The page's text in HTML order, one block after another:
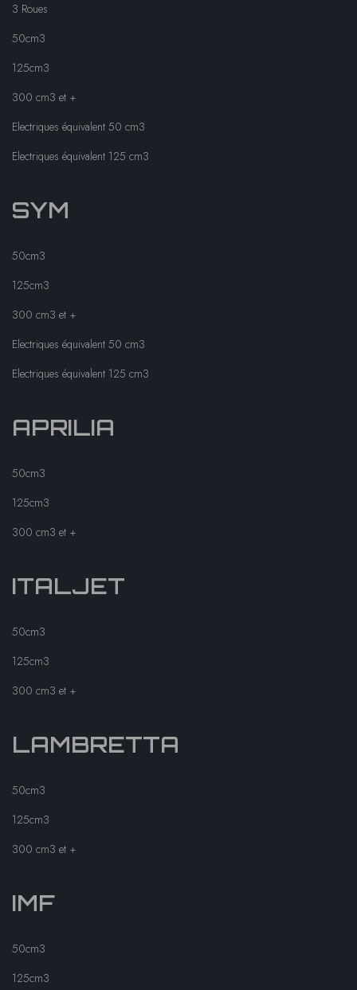
3 Roues
50cm3
125cm3
300 cm3 et +
Electriques équivalent 50 cm3
Electriques équivalent 125 cm3
SYM
50cm3
125cm3
300 cm3 et +
Electriques équivalent 50 cm3
Electriques équivalent 125 cm3
APRILIA
50cm3
125cm3
300 cm3 et +
ITALJET
50cm3
125cm3
300 cm3 et +
LAMBRETTA
50cm3
125cm3
300 cm3 et +
IMF
50cm3
125cm3